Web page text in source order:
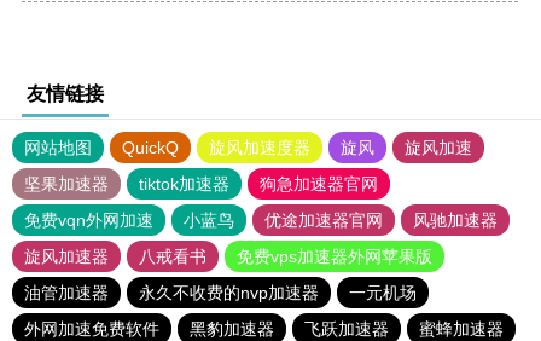
友情链接
网站地图 QuickQ 旋风加速度器 旋风
旋风加速
坚果加速器
tiktok加速器
狗急加速器官网
免费vqn外网加速
小蓝鸟 优途加速器官网
风驰加速器
旋风加速器
八戒看书
免费vps加速器外网苹果版
油管加速器
永久不收费的nvp加速器
一元机场
外网加速免费软件
黑豹加速器 飞跃加速器
蜜蜂加速器